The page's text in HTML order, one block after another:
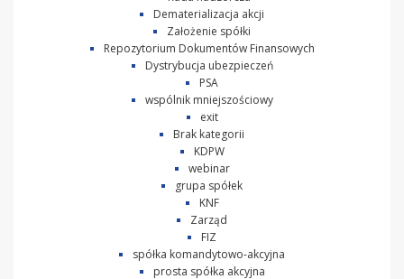
Dematerializacja akcji
Założenie spółki
Repozytorium Dokumentów Finansowych
Dystrybucja ubezpieczeń
PSA
wspólnik mniejszościowy
exit
Brak kategorii
KDPW
webinar
grupa spółek
KNF
Zarząd
FIZ
spółka komandytowo-akcyjna
prosta spółka akcyjna